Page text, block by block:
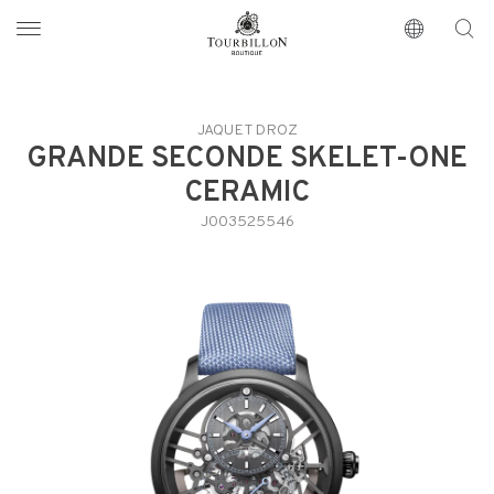
https://www.tourbillon.com/zh-hant
JAQUET DROZ
GRANDE SECONDE SKELET-ONE
CERAMIC
J003525546